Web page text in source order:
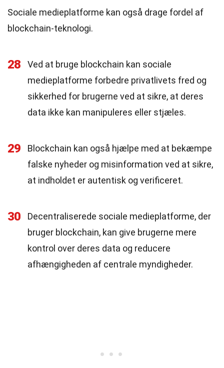
Sociale medieplatforme kan også drage fordel af
blockchain-teknologi.
28
Ved at bruge blockchain kan sociale
medieplatforme forbedre privatlivets fred og
sikkerhed for brugerne ved at sikre, at deres
data ikke kan manipuleres eller stjæles.
29
Blockchain kan også hjælpe med at bekæmpe
falske nyheder og misinformation ved at sikre,
at indholdet er autentisk og verificeret.
30
Decentraliserede sociale medieplatforme, der
bruger blockchain, kan give brugerne mere
kontrol over deres data og reducere
afhængigheden af centrale myndigheder.